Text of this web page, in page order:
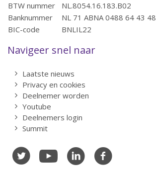
BTW nummer
NL.8054.16.183.B02
Banknummer
NL 71 ABNA 0488 64 43 48
BIC-code
BNLIL22
Navigeer snel naar
Laatste nieuws
Privacy en cookies
Deelnemer worden
Youtube
Deelnemers login
Summit